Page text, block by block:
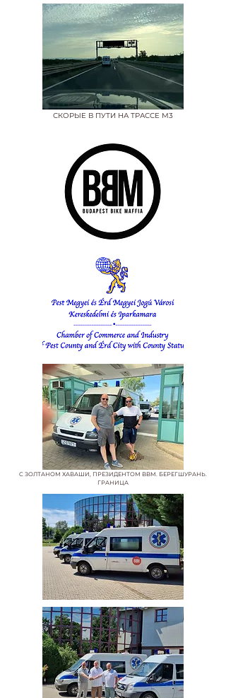
СКОРЫЕ В ПУТИ НА ТРАССЕ М3
С ЗОЛТАНОМ ХАВАШИ, ПРЕЗИДЕНТОМ BBM. БЕРЕГШУРАНЬ.
ГРАНИЦА